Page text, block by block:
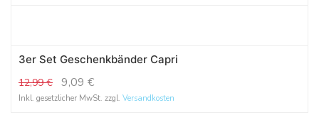
3er Set Geschenkbänder Capri
12,99€ 9,09 €
Inkl. gesetzlicher MwSt. zzgl. Versandkosten